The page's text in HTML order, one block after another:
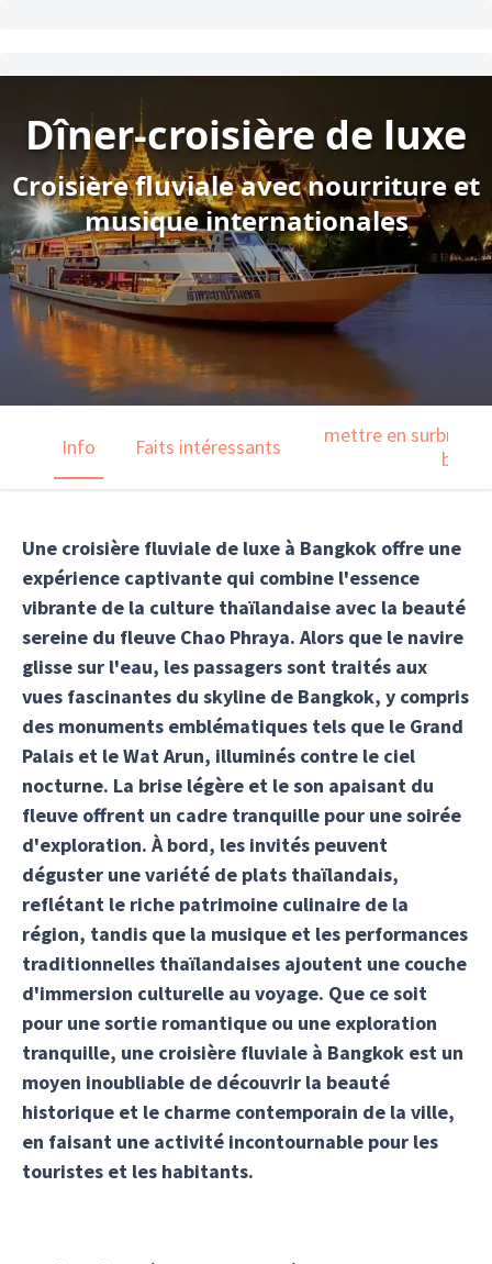
Dîner-croisière de luxe
Croisière fluviale avec nourriture et
musique internationales
Info Faits intéressants
mettre en
barre
Une croisière fluviale de luxe à Bangkok offre une
expérience captivante qui combine l'essence
vibrante de la culture thaïlandaise avec la beauté
sereine du fleuve Chao Phraya. Alors que le navire
glisse sur l'eau, les passagers sont traités aux
vues fascinantes du skyline de Bangkok, y compris
des monuments emblématiques tels que le Grand
Palais et le Wat Arun, illuminés contre le ciel
nocturne. La brise légère et le son apaisant du
fleuve offrent un cadre tranquille pour une soirée
d'exploration. À bord, les invités peuvent
déguster une variété de plats thaïlandais,
reflétant le riche patrimoine culinaire de la
région, tandis que la musique et les performances
traditionnelles thaïlandaises ajoutent une couche
d'immersion culturelle au voyage. Que ce soit
pour une sortie romantique ou une exploration
tranquille, une croisière fluviale à Bangkok est un
moyen inoubliable de découvrir la beauté
historique et le charme contemporain de la ville,
en faisant une activité incontournable pour les
touristes et les habitants.